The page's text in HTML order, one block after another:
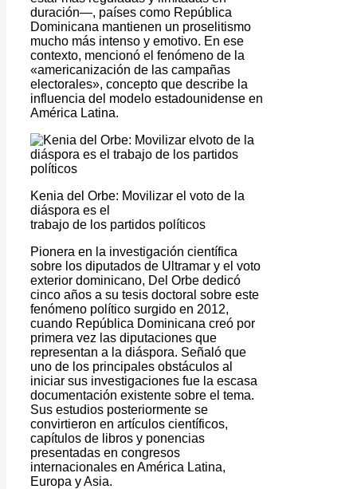
duración—, países como República
Dominicana mantienen un proselitismo
mucho más intenso y emotivo. En ese
contexto, mencionó el fenómeno de la
«americanización de las campañas
electorales», concepto que describe la
influencia del modelo estadounidense en
América Latina.
Kenia del Orbe: Movilizar el voto de la
diáspora es el
trabajo de los partidos políticos
Pionera en la investigación científica
sobre los diputados de Ultramar y el voto
exterior dominicano, Del Orbe dedicó
cinco años a su tesis doctoral sobre este
fenómeno político surgido en 2012,
cuando República Dominicana creó por
primera vez las diputaciones que
representan a la diáspora. Señaló que
uno de los principales obstáculos al
iniciar sus investigaciones fue la escasa
documentación existente sobre el tema.
Sus estudios posteriormente se
convirtieron en artículos científicos,
capítulos de libros y ponencias
presentadas en congresos
internacionales en América Latina,
Europa y Asia.